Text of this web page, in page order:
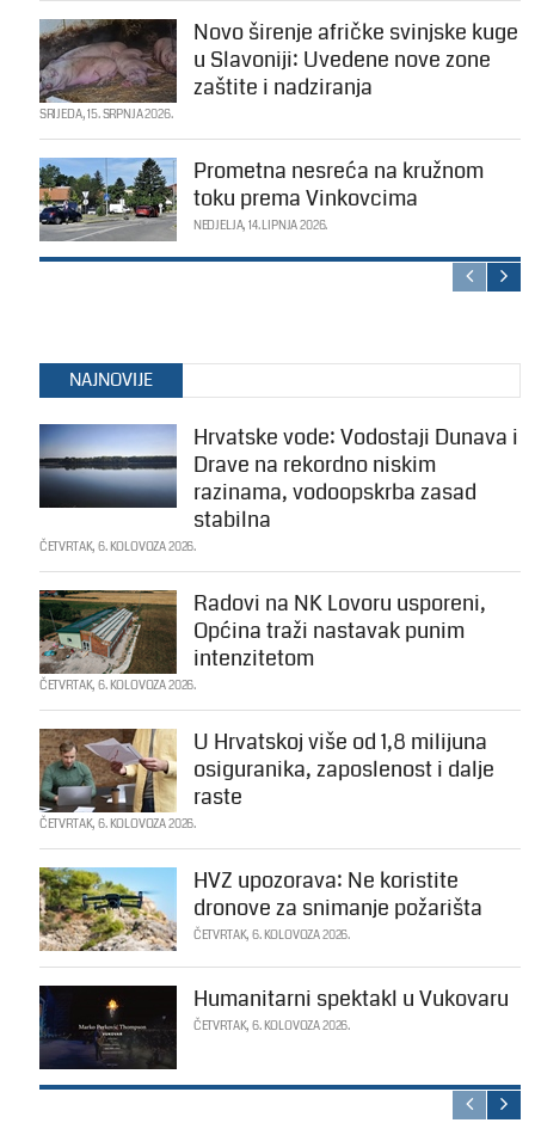
Novo širenje afričke svinjske kuge
u Slavoniji: Uvedene nove zone
zaštite i nadziranja
SRIJEDA, 15. SRPNJA 2026.
Prometna nesreća na kružnom
toku prema Vinkovcima
NEDJELJA, 14. LIPNJA 2026.
NAJNOVIJE
Hrvatske vode: Vodostaji Dunava i
Drave na rekordno niskim
razinama, vodoopskrba zasad
stabilna
ČETVRTAK, 6. KOLOVOZA 2026.
Radovi na NK Lovoru usporeni,
Općina traži nastavak punim
intenzitetom
ČETVRTAK, 6. KOLOVOZA 2026.
U Hrvatskoj više od 1,8 milijuna
osiguranika, zaposlenost i dalje
raste
ČETVRTAK, 6. KOLOVOZA 2026.
HVZ upozorava: Ne koristite
dronove za snimanje požarišta
ČETVRTAK, 6. KOLOVOZA 2026.
Humanitarni spektakl u Vukovaru
ČETVRTAK, 6. KOLOVOZA 2026.